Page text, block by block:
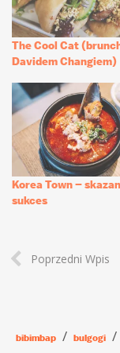
The Cool Cat
Davidem Changiem)
Korea Town –
sukces
Poprzedni Wpis
bibimbap bulgogi